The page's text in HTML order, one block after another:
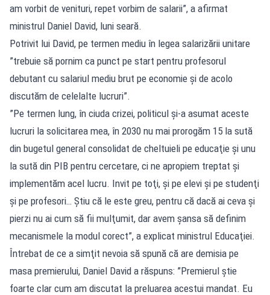
am vorbit de venituri, repet vorbim de salarii”, a afirmat
ministrul Daniel David, luni seară.
Potrivit lui David, pe termen mediu în legea salarizării unitare
”trebuie să pornim ca punct pe start pentru profesorul
debutant cu salariul mediu brut pe economie şi de acolo
discutăm de celelalte lucruri”.
”Pe termen lung, în ciuda crizei, politicul şi-a asumat aceste
lucruri la solicitarea mea, în 2030 nu mai prorogăm 15 la sută
din bugetul general consolidat de cheltuieli pe educaţie şi unu
la sută din PIB pentru cercetare, ci ne apropiem treptat şi
implementăm acel lucru. Invit pe toţi, şi pe elevi şi pe studenţi
şi pe profesori… Ştiu că le este greu, pentru că dacă ai ceva şi
pierzi nu ai cum să fii mulţumit, dar avem şansa să definim
mecanismele la modul corect”, a explicat ministrul Educaţiei.
Întrebat de ce a simţit nevoia să spună că are demisia pe
masa premierului, Daniel David a răspuns: ”Premierul ştie
foarte clar cum am discutat la preluarea acestui mandat. Eu